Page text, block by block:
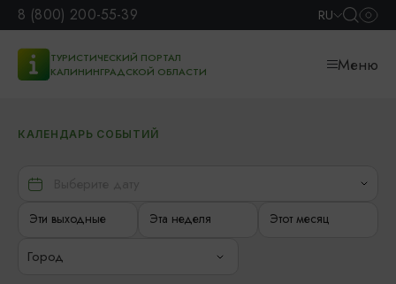
8 (800) 200-55-39 RU
ТУРИСТИЧЕСКИЙ ПОРТАЛ
КАЛИНИНГРАДСКОЙ ОБЛАСТИ
Меню
КАЛЕНДАРЬ СОБЫТИЙ
Эти выходные Эта неделя Этот месяц
Город